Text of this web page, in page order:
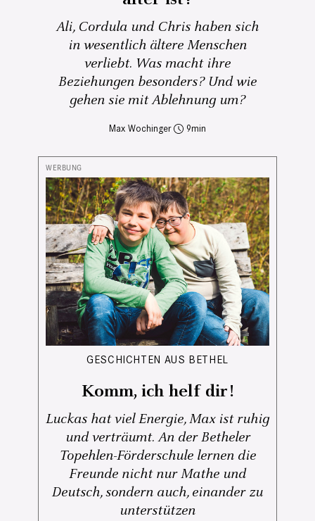
Ali, Cordula und Chris haben sich
in wesentlich ältere Menschen
verliebt. Was macht ihre
Beziehungen besonders? Und wie
gehen sie mit Ablehnung um?
Max Wochinger 9
GESCHICHTEN AUS BETHEL
Komm, ich helf dir!
Luckas hat viel Energie, Max ist ruhig
und verträumt. An der Betheler
Topehlen-Förderschule lernen die
Freunde nicht nur Mathe und
Deutsch, sondern auch, einander zu
unterstützen